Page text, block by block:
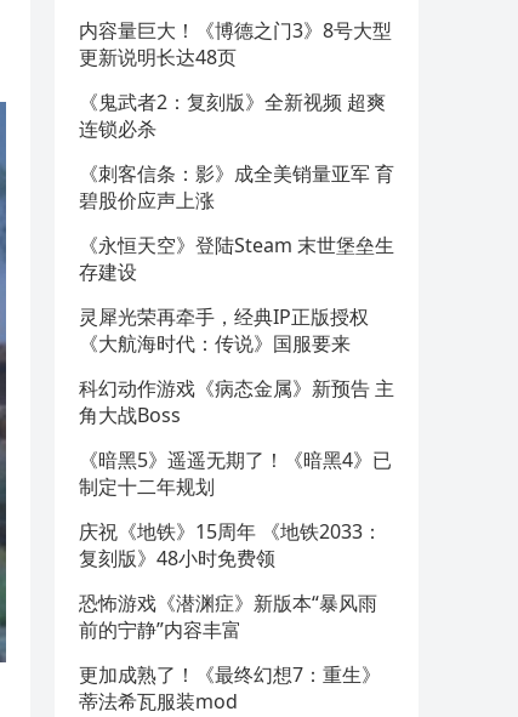
内容量巨大！《博德之门3》8号大型
更新说明长达48页
《鬼武者2：复刻版》全新视频 超爽
连锁必杀
《刺客信条：影》成全美销量亚军 育
碧股价应声上涨
《永恒天空》登陆Steam 末世堡垒生
存建设
灵犀光荣再牵手，经典IP正版授权
《大航海时代：传说》国服要来
科幻动作游戏《病态金属》新预告 主
角大战Boss
《暗黑5》遥遥无期了！《暗黑4》已
制定十二年规划
庆祝《地铁》15周年 《地铁2033：
复刻版》48小时免费领
恐怖游戏《潜渊症》新版本“暴风雨
前的宁静”内容丰富
更加成熟了！《最终幻想7：重生》
蒂法希瓦服装mod